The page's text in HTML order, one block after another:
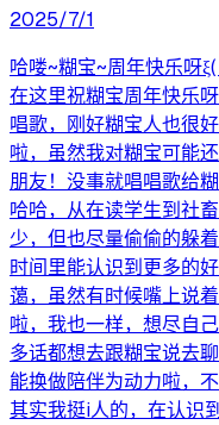
2025/7/1
哈喽~糊宝~周年快乐呀
在这里祝糊宝周年快乐
唱歌，刚好糊宝人也很
啦，虽然我对糊宝可能
朋友！没事就唱唱歌给
哈哈，从在读学生到社
少，但也尽量偷偷的躲
时间里能认识到更多的
蔼，虽然有时候嘴上说
啦，我也一样，想尽自
多话都想去跟糊宝说去
能换做陪伴为动力啦，
其实我挺i人的，在认识